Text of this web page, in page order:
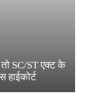
SC/ST एक्ट के
हाईकोर्ट